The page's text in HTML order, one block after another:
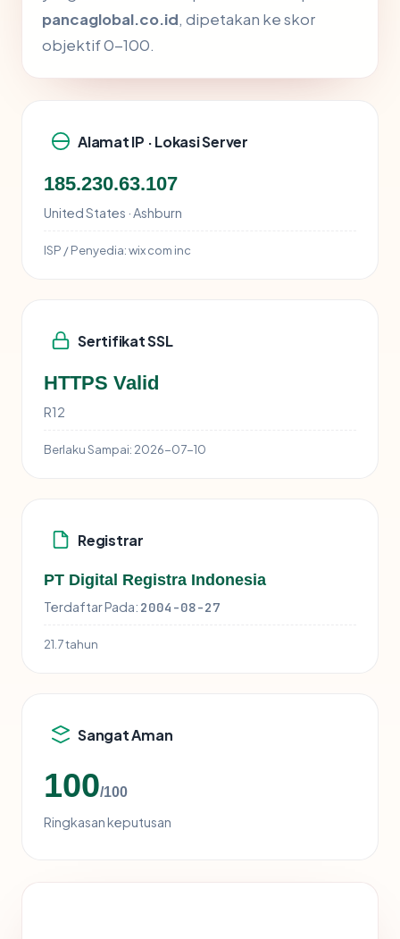
pancaglobal.co.id, dipetakan ke skor
objektif 0-100.
Alamat IP · Lokasi Server
185.230.63.107
United States · Ashburn
ISP / Penyedia:wix com inc
Sertifikat SSL
HTTPS Valid
R12
Berlaku Sampai: 2026-07-10
Registrar
PT Digital Registra Indonesia
Terdaftar Pada: 2004-08-27
21.7 tahun
Sangat Aman
100/100
Ringkasan keputusan